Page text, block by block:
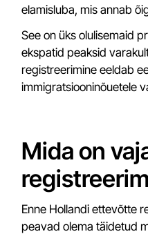
elamisluba, mis annab
See on üks olulisemaid
ekspatid peaksid
registreerimine eeldab
immigratsiooninõuetele
Mida on
Enne Hollandi ettevõtte
peavad olema täidetud